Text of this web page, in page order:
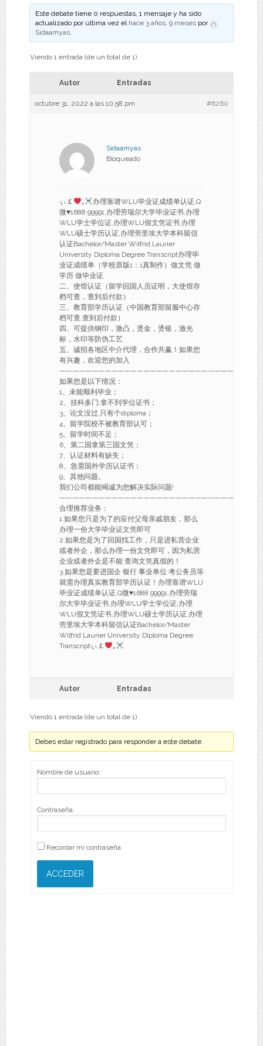
Este debate tiene 0 respuestas, 1 mensaje y ha sido
actualizado por última vez el hace 3 años, 9 meses por
Sidaamyas.
Viendo 1 entrada (de un total de 1)
Autor Entradas
octubre 31, 2022 a las 10:58 pm #6260
Sidaamyas
Bloqueado
ぃ￡ ｡
办理靠谱WLU毕业证成绩单认证,Q
微♥1688 99991,办理劳瑞尔大学毕业证书,办理
WLU学士学位证,办理WLU假文凭证书,办理
WLU硕士学历认证,办理劳里埃大学本科留信
认证Bachelor/Master Wilfrid Laurier
University Diploma Degree Transcript办理毕
业证成绩单（学校原版1：1真制作）做文凭 做
学历 做毕业证
二、使馆认证（留学回国人员证明，大使馆存
档可查，查到后付款）
三、教育部学历认证（中国教育部留服中心存
档可查,查到后付款）
四、可提供钢印，激凸，烫金，烫银，激光
标，水印等防伪工艺
五、诚招各地区中介代理，合作共赢！如果您
有兴趣，欢迎您的加入
———————————————————————————-
如果您是以下情况：
1、未能顺利毕业；
2、挂科多门,拿不到学位证书；
3、论文没过,只有个diploma；
4、留学院校不被教育部认可；
5、留学时间不足；
6、第二国拿第三国文凭；
7、认证材料有缺失；
8、急需国外学历认证书；
9、其他问题。
我们公司都能竭诚为您解决实际问题!
———————————————————————————-
合理推荐业务：
1.如果您只是为了的应付父母亲戚朋友，那么
办理一份大学毕业证文凭即可
2.如果您是为了回国找工作，只是进私营企业
或者外企，那么办理一份文凭即可，因为私营
企业或者外企是不能 查询文凭真假的！
3.如果您是要进国企 银行 事业单位 考公务员等
就需办理真实教育部学历认证！办理靠谱WLU
毕业证成绩单认证,Q微♥1688 99991,办理劳瑞
尔大学毕业证书,办理WLU学士学位证,办理
WLU假文凭证书,办理WLU硕士学历认证,办理
劳里埃大学本科留信认证Bachelor/Master
Wilfrid Laurier University Diploma Degree
Transcriptぃ￡
｡
Autor Entradas
Viendo 1 entrada (de un total de 1)
Debes estar registrado para responder a este debate.
Nombre de usuario:
Contraseña:
Recordar mi contraseña
ACCEDER